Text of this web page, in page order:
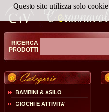
RICERCA
PRODOTTI
BAMBINI & ASILO
GIOCHI E ATTIVITA'
Questo sito utilizza solo